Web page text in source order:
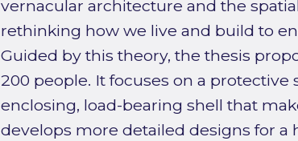
vernacular architecture and the
rethinking how we live and build to
Guided by this theory, the thesis
200 people. It focuses on a
enclosing, load-bearing shell that
develops more detailed designs for a